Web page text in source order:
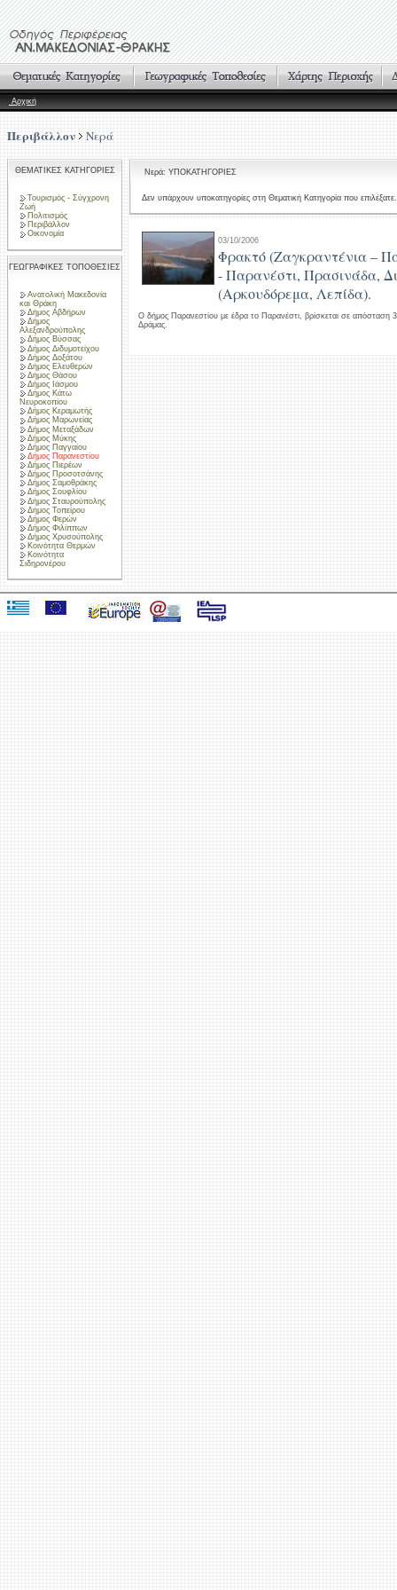
Αρχική
Περιβάλλον Νερά
ΘΕΜΑΤΙΚΕΣ ΚΑΤΗΓΟΡΙΕΣ
Τουρισμός - Σύγχρονη
Ζωή
Πολιτισμός
Περιβάλλον
Οικονομία
ΓΕΩΓΡΑΦΙΚΕΣ ΤΟΠΟΘΕΣΙΕΣ
Ανατολική Μακεδονία
και Θράκη
Δήμος Αβδήρων
Δήμος
Αλεξανδρούπολης
Δήμος Βύσσας
Δήμος Διδυμοτείχου
Δήμος Δοξάτου
Δήμος Ελευθερών
Δήμος Θάσου
Δήμος Ιάσμου
Δήμος Κάτω
Νευροκοπίου
Δήμος Κεραμωτής
Δήμος Μαρωνείας
Δήμος Μεταξάδων
Δήμος Μύκης
Δήμος Παγγαίου
Δήμος Παρανεστίου
Δήμος Πιερέων
Δήμος Προσοτσάνης
Δήμος Σαμοθράκης
Δήμος Σουφλίου
Δήμος Σταυρούπολης
Δήμος Τοπείρου
Δήμος Φερών
Δήμος Φιλίππων
Δήμος Χρυσούπολης
Κοινότητα Θερμών
Κοινότητα
Σιδηρονέρου
Νερά: ΥΠΟΚΑΤΗΓΟΡΙΕΣ
Δεν υπάρχουν υποκατηγορίες στη Θεματική Κατηγορία που επιλέξατε.
03/10/2006
Φρακτό (Ζαγκραντένια –
- Παρανέστι, Πρασινάδα,
(Αρκουδόρεμα, Λεπίδα).
Ο δήμος Παρανεστίου με έδρα το Παρανέστι, βρίσκεται σε απόσταση
Δράμας.